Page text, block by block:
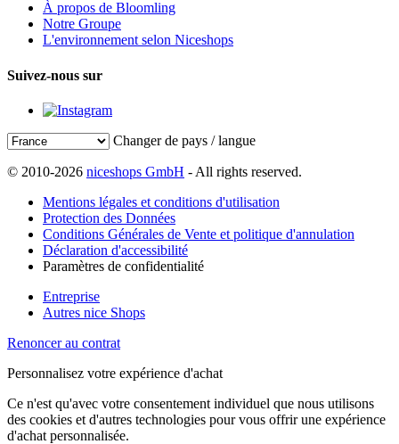
À propos de Bloomling
Notre Groupe
L'environnement selon Niceshops
Suivez-nous sur
Changer de pays / langue
© 2010-2026 niceshops GmbH - All rights reserved.
Mentions légales et conditions d'utilisation
Protection des Données
Conditions Générales de Vente et politique d'annulation
Déclaration d'accessibilité
Paramètres de confidentialité
Entreprise
Autres nice Shops
Renoncer au contrat
Personnalisez votre expérience d'achat
Ce n'est qu'avec votre consentement individuel que nous utilisons
des cookies et d'autres technologies pour vous offrir une expérience
d'achat personnalisée.